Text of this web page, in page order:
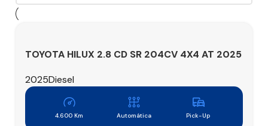
TOYOTA HILUX 2.8 CD SR 204CV 4X4 AT 2025
2025Diesel
4.600 Km Automática Pick-Up